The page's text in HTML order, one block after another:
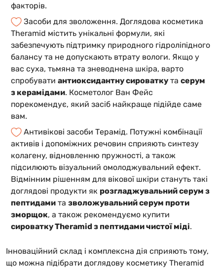
факторів.
Засоби для зволоження. Доглядова косметика
Theramid містить унікальні формули, які
забезпечують підтримку природного гідроліпідного
балансу та не допускають втрату вологи. Якщо у
вас суха, тьмяна та зневоднена шкіра, варто
спробувати антиоксидантну сироватку та серум
з керамідами. Косметолог Ван Фейс
порекомендує, який засіб найкраще підійде саме
вам.
Антивікові засоби Терамід. Потужні комбінації
активів і допоміжних речовин сприяють синтезу
колагену, відновленню пружності, а також
підсилюють візуальний омолоджувальний ефект.
Відмінним рішенням для вікової шкіри стануть такі
доглядові продукти як розгладжувальний серум з
пептидами та зволожувальний серум проти
зморщок, а також рекомендуємо купити
сироватку Theramid з пептидами чистої міді.
Інноваційний склад і комплексна дія сприяють тому,
що можна підібрати доглядову косметику Theramid